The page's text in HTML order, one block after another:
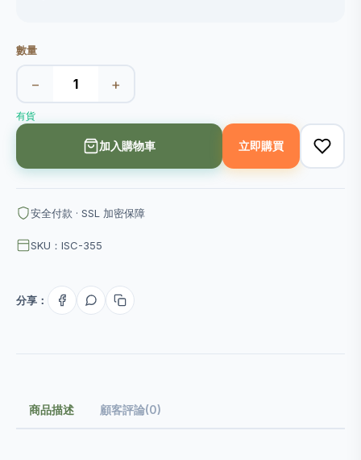
數量
− +
有貨
加入購物車 立即購買
安全付款 · SSL 加密保障
SKU：ISC-355
分享：
商品描述 顧客評論(0)